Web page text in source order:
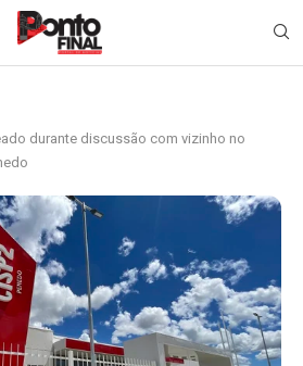
durante discussão com vizinho no